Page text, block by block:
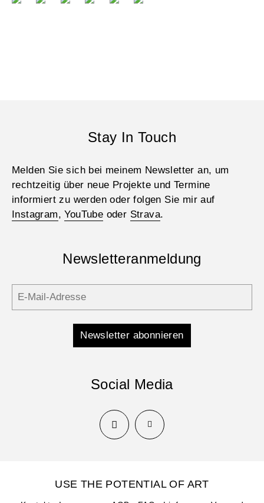
Stay In Touch
Melden Sie sich bei meinem Newsletter an, um
rechtzeitig über neue Projekte und Termine
informiert zu werden oder folgen Sie mir auf
Instagram,YouTube oder Strava.
Newsletteranmeldung
Newsletter abonnieren
Social Media
USE THE POTENTIAL OF ART